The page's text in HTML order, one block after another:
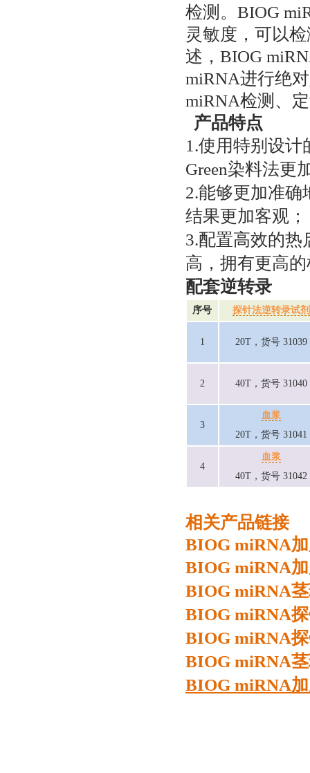
检测。BIOG
灵敏度，可以
述，BIOG
miRNA进行绝
miRNA检测、
产品特点
1.使用特别设计
Green染料法更
2.能够更加准确
结果更加客观；
3.配置高效的热
高，拥有更高
配套逆转录
序号 探针法逆转录试剂
1 20T，货号 31039
2 40T，货号 31040
3
血浆
20T，货号 31041
4
血浆
40T，货号 31042
相关产品链接
BIOG miRNA
BIOG miRNA
BIOG miRNA
BIOG miRNA
BIOG miRNA
BIOG miRNA
BIOG miRNA